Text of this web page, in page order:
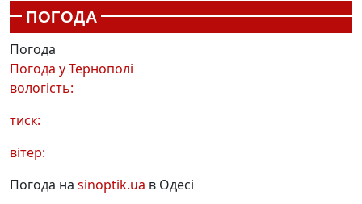
ПОГОДА
Погода
Погода уТернополі
вологість:
тиск:
вітер:
Погода на sinoptik.ua в Одесі